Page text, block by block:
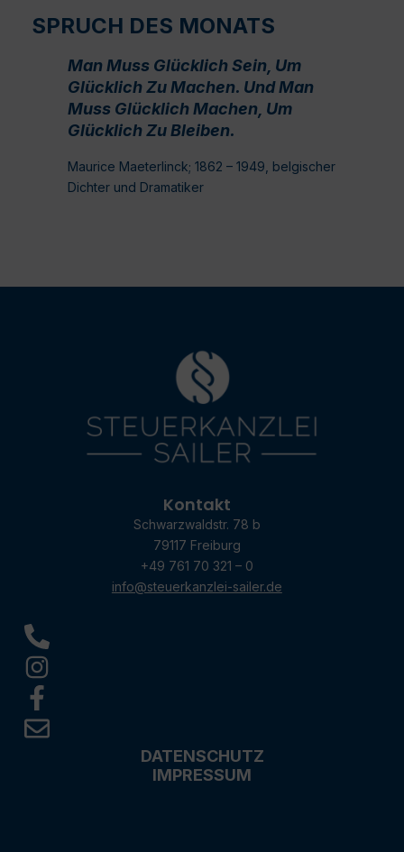
SPRUCH DES MONATS
Man Muss Glücklich Sein, Um
Glücklich Zu Machen. Und Man
Muss Glücklich Machen, Um
Glücklich Zu Bleiben.
Maurice Maeterlinck; 1862 – 1949, belgischer
Dichter und Dramatiker
Kontakt
Schwarzwaldstr. 78 b
79117 Freiburg
+49 761 70 321 – 0
info@steuerkanzlei-sailer.de
DATENSCHUTZ
IMPRESSUM